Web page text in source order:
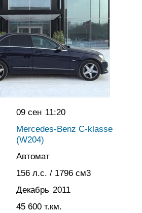
09 сен 11:20
Mercedes-Benz C-klasse
(W204)
Автомат
156 л.с. / 1796 см3
Декабрь 2011
45 600 т.км.